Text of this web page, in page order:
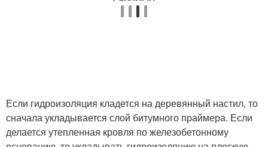
Если гидроизоляция кладется на деревянный настил, то
сначала укладывается слой битумного праймера. Если
делается утепленная кровля по железобетонному